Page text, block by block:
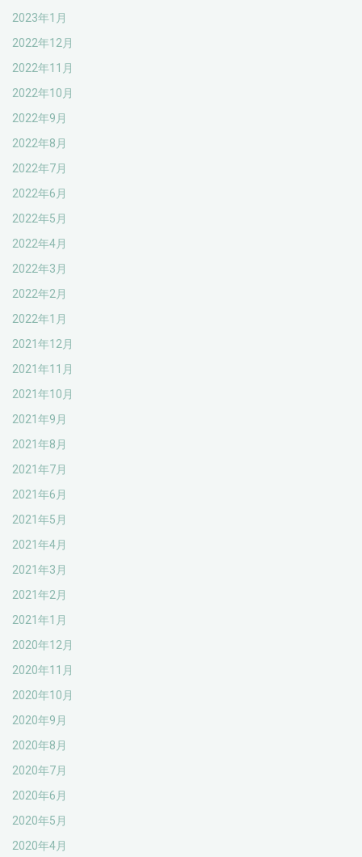
2023年1月
2022年12月
2022年11月
2022年10月
2022年9月
2022年8月
2022年7月
2022年6月
2022年5月
2022年4月
2022年3月
2022年2月
2022年1月
2021年12月
2021年11月
2021年10月
2021年9月
2021年8月
2021年7月
2021年6月
2021年5月
2021年4月
2021年3月
2021年2月
2021年1月
2020年12月
2020年11月
2020年10月
2020年9月
2020年8月
2020年7月
2020年6月
2020年5月
2020年4月